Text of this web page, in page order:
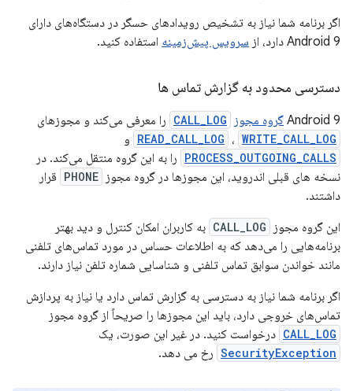
اگر برنامه شما نیاز به تشخیص رویدادهای حسگر در دستگاه‌های دارای
Android 9 دارد، از
سرویس پیش‌زمینه استفاده کنید.
دسترسی محدود به گزارش تماس ها
Android 9 گروه مجوز CALL_LOG را معرفی می‌کند و مجوزهای
READ_CALL_LOG ، WRITE_CALL_LOG و
PROCESS_OUTGOING_CALLS را به این گروه منتقل می‌کند. در
نسخه های قبلی اندروید، این مجوزها در گروه مجوز PHONE قرار
داشتند.
این گروه مجوز
CALL_LOG به کاربران امکان کنترل و دید بهتر
برنامه‌هایی را می‌دهد که به اطلاعات حساس در مورد تماس‌های تلفنی
مانند خواندن سوابق تماس تلفنی و شناسایی شماره تلفن نیاز دارند.
اگر برنامه شما نیاز به دسترسی به گزارش تماس دارد یا نیاز به پردازش
تماس‌های خروجی دارد، باید این مجوزها را صریحاً از گروه مجوز
CALL_LOG درخواست کنید. در غیر این صورت، یک
SecurityException رخ می دهد.